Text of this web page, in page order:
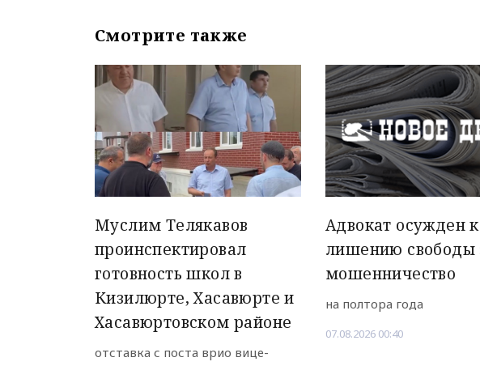
Смотрите также
Муслим Телякавов
проинспектировал
готовность школ в
Кизилюрте, Хасавюрте и
Хасавюртовском районе
отставка с поста врио вице-
Адвокат осужден к
лишению свободы
мошенничество
на полтора года
07.08.2026 00:40